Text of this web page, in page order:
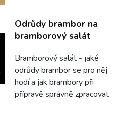
Odrůdy brambor na
bramborový salát
Bramborový salát - jaké
odrůdy brambor se pro něj
hodí a jak brambory při
přípravě správně zpracovat